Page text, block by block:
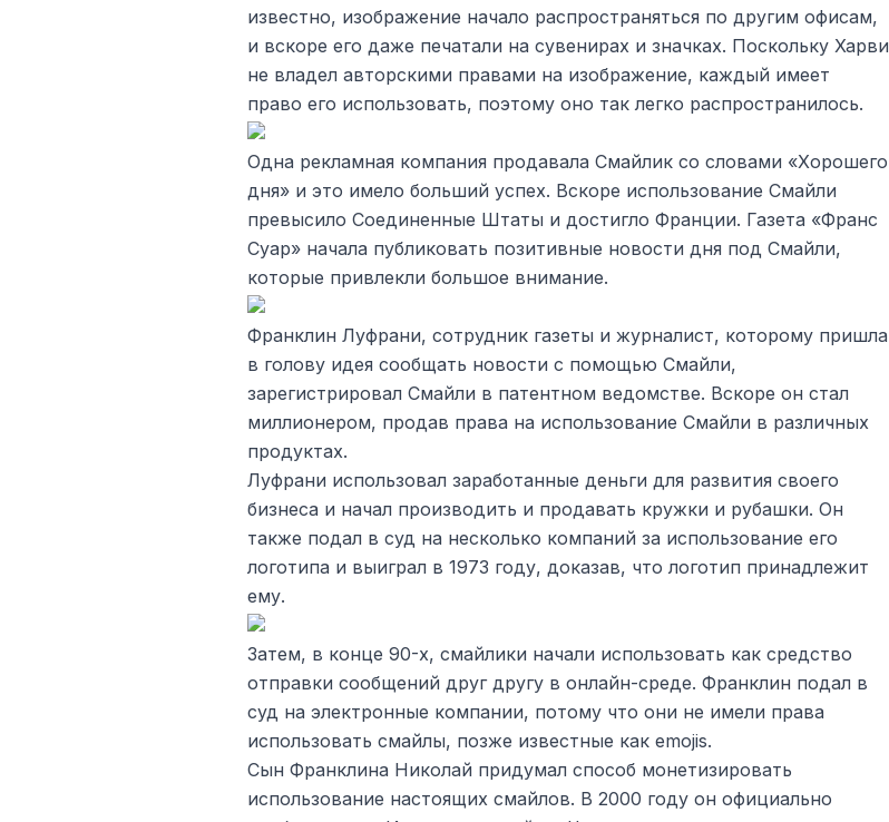
известно, изображение начало распространяться по другим офисам,
и вскоре его даже печатали на сувенирах и значках. Поскольку Харви
не владел авторскими правами на изображение, каждый имеет
право его использовать, поэтому оно так легко распространилось.
Одна рекламная компания продавала Смайлик со словами «Хорошего
дня» и это имело больший успех. Вскоре использование Смайли
превысило Соединенные Штаты и достигло Франции. Газета «Франс
Суар» начала публиковать позитивные новости дня под Смайли,
которые привлекли большое внимание.
Франклин Луфрани, сотрудник газеты и журналист, которому пришла
в голову идея сообщать новости с помощью Смайли,
зарегистрировал Смайли в патентном ведомстве. Вскоре он стал
миллионером, продав права на использование Смайли в различных
продуктах.
Луфрани использовал заработанные деньги для развития своего
бизнеса и начал производить и продавать кружки и рубашки. Он
также подал в суд на несколько компаний за использование его
логотипа и выиграл в 1973 году, доказав, что логотип принадлежит
ему.
Затем, в конце 90-х, смайлики начали использовать как средство
отправки сообщений друг другу в онлайн-среде. Франклин подал в
суд на электронные компании, потому что они не имели права
использовать смайлы, позже известные как emojis.
Сын Франклина Николай придумал способ монетизировать
использование настоящих смайлов. В 2000 году он официально